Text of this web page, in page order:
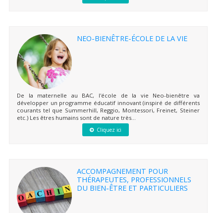
NEO-BIENÊTRE-ÉCOLE DE LA VIE
De la maternelle au BAC, l'école de la vie Neo-bienêtre va
développer un programme éducatif innovant (inspiré de différents
courants tel que Summerhill, Reggio, Montessori, Freinet, Steiner
etc.) Les êtres humains sont de nature très...
Cliquez ici
ACCOMPAGNEMENT POUR
THÉRAPEUTES, PROFESSIONNELS
DU BIEN-ÊTRE ET PARTICULIERS